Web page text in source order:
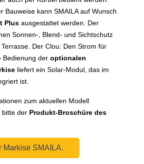
Bauweise kann SMAILA auf Wunsch
Plus ausgestattet werden. Der
Sonnen-, Blend- und Sichtschutz
Der Clou: Den Strom für
Bedienung der optionalen
liefert ein Solar-Modul, das im
ist.
zum aktuellen Modell
bitte der Produkt-Broschüre des
Markise SMAILA.